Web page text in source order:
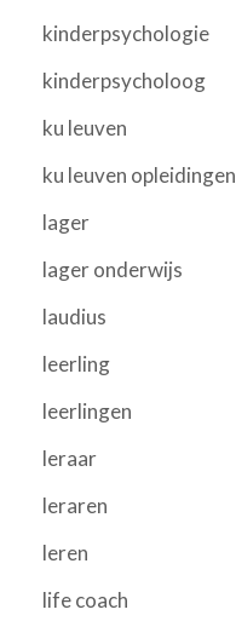
kinderpsychologie
kinderpsycholoog
ku leuven
ku leuven opleidingen
lager
lager onderwijs
laudius
leerling
leerlingen
leraar
leraren
leren
life coach